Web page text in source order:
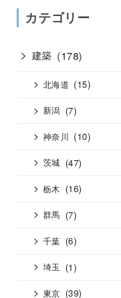
カテゴリー
建築 (178)
北海道 (15)
新潟 (7)
神奈川 (10)
茨城 (47)
栃木 (16)
群馬 (7)
千葉 (6)
埼玉 (1)
東京 (39)